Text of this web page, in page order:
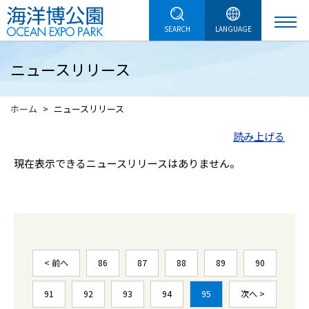
SEARCH LANGUAGE
ニュースリリース
ホーム ニュースリリース
読み上げる
現在表示できるニュースリリースはありません。
< 前へ 86 87 88 89 90
91 92 93 94 95 次へ >